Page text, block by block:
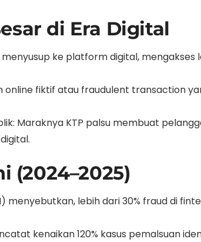
di Era Digital
ke platform digital,
online fiktif atau fraudulent transaction
Maraknya KTP palsu membuat
(2024–2025)
menyebutkan, lebih dari 30% fraud di
kenaikan 120% kasus pemalsuan